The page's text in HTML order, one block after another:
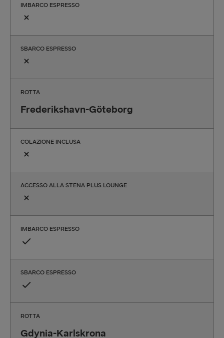
IMBARCO ESPRESSO
SBARCO ESPRESSO
ROTTA
Frederikshavn-Göteborg
COLAZIONE INCLUSA
ACCESSO ALLA STENA PLUS LOUNGE
IMBARCO ESPRESSO
SBARCO ESPRESSO
ROTTA
Gdynia-Karlskrona